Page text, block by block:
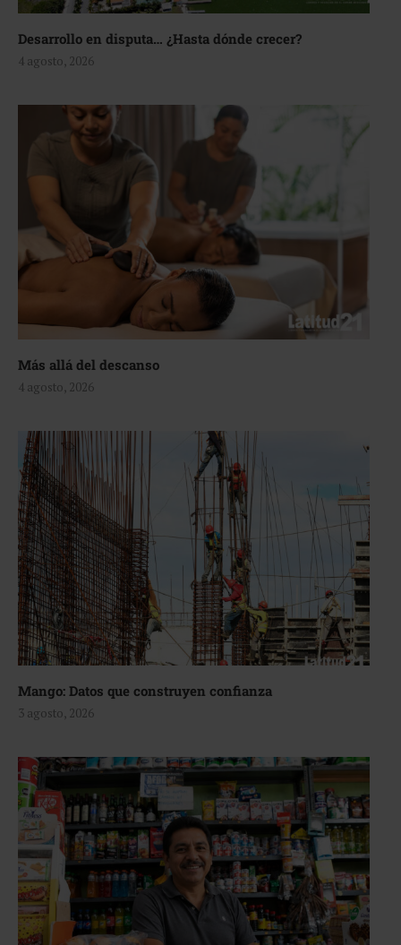
Desarrollo en disputa… ¿Hasta dónde crecer?
4 agosto, 2026
Más allá del descanso
4 agosto, 2026
Mango: Datos que construyen confianza
3 agosto, 2026